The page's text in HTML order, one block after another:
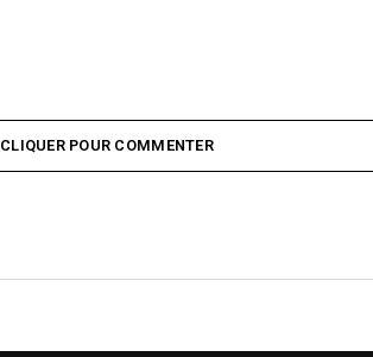
CLIQUER POUR COMMENTER